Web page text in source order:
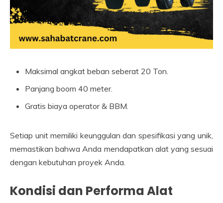
Maksimal angkat beban seberat 20 Ton.
Panjang boom 40 meter.
Gratis biaya operator & BBM.
Setiap unit memiliki keunggulan dan spesifikasi yang unik,
memastikan bahwa Anda mendapatkan alat yang sesuai
dengan kebutuhan proyek Anda.
Kondisi dan Performa Alat